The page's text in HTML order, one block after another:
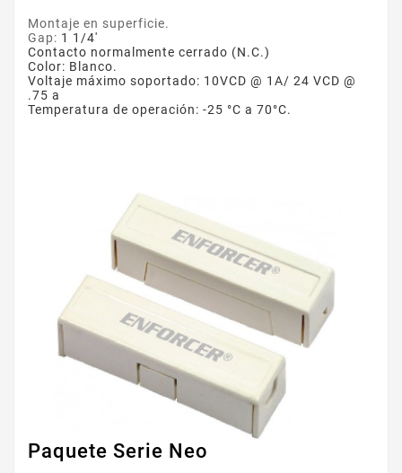
Montaje en superficie.
Gap: 1 1/4'
Contacto normalmente cerrado (N.C.)
Color: Blanco.
Voltaje máximo soportado: 10VCD @ 1A/ 24 VCD @
.75 a
Temperatura de operación: -25 °C a 70°C.
Paquete Serie Neo